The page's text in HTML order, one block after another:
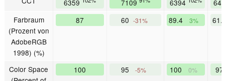
6359 7109 6394
Farbraum
(Prozent von
AdobeRGB
1998) (%)
87 60 -31% 89.4 3%
Color Space
100 95 -5% 100 0% 97